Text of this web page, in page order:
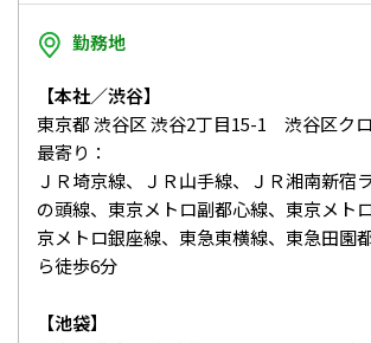
勤務地
【本社／渋谷】
東京都 渋谷区 渋谷2丁目15-1 渋谷区ク
最寄り：
ＪＲ埼京線、ＪＲ山手線、ＪＲ湘南新宿
の頭線、東京メトロ副都心線、東京メト
京メトロ銀座線、東急東横線、東急田園
ら徒歩6分
【池袋】